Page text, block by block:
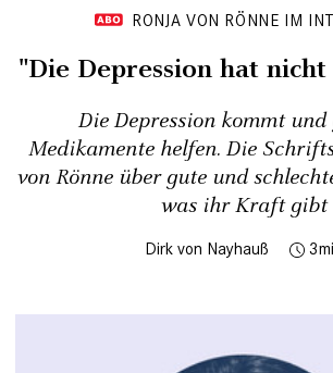
RONJA VON RÖNNE IM
"Die Depression hat
Die Depression kommt und
Medikamente helfen. Die
von Rönne über gute und
was ihr Kraft gibt
Dirk von Nayhauß 3